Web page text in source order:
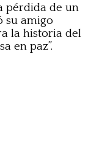
pérdida de un
su amigo
la historia del
en paz”.